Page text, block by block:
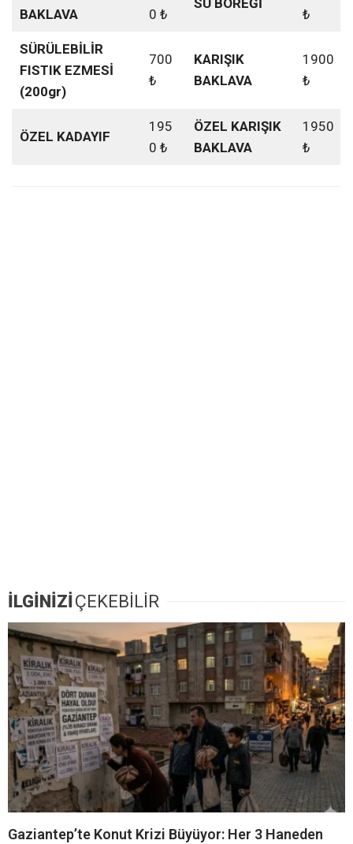
BAKLAVA
0 ₺
SU BÖREĞİ
₺
SÜRÜLEBİLİR
FISTIK EZMESİ
(200gr)
700
₺
KARIŞIK
BAKLAVA
1900
₺
ÖZEL KADAYIF
195
0 ₺
ÖZEL KARIŞIK
BAKLAVA
1950
₺
İLGİNİZİ ÇEKEBİLİR
Gaziantep’te Konut Krizi Büyüyor: Her 3 Haneden